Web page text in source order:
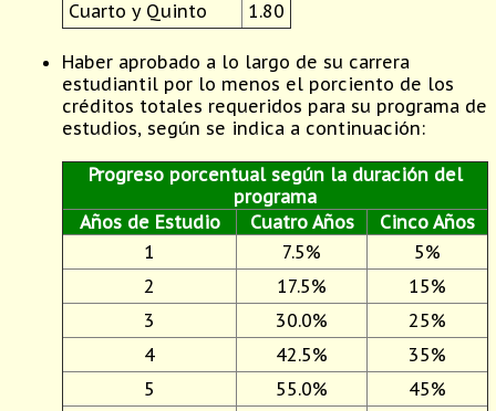
Cuarto y Quinto 1.80
Haber aprobado a lo largo de su carrera
estudiantil por lo menos el porciento de los
créditos totales requeridos para su programa de
estudios, según se indica a continuación:
Progreso porcentual según la duración del
programa
Años de Estudio
Cuatro Años
Cinco Años
1
7.5%
5%
2
17.5%
15%
3
30.0%
25%
4
42.5%
35%
5
55.0%
45%